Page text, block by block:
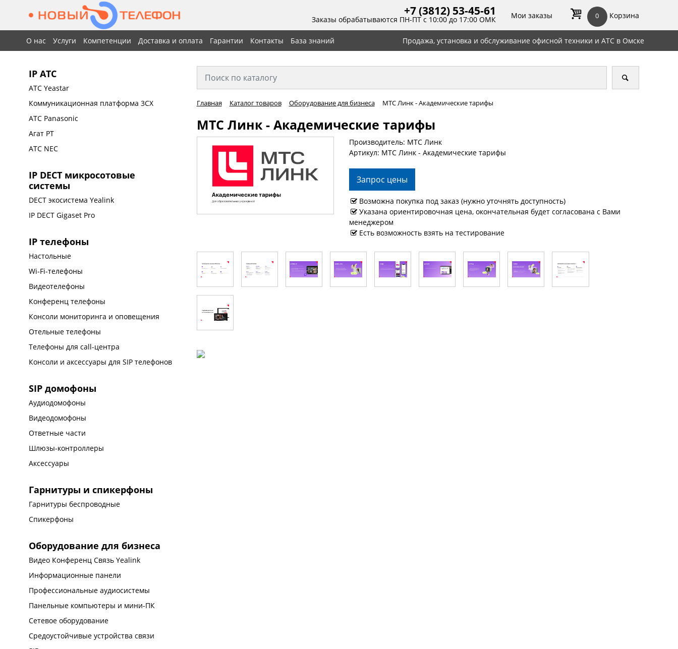
+7 (3812) 53-45-61
Заказы обрабатываются ПН-ПТ с 10:00 до 17:00 ОМК Мои заказы 0 Корзина
О нас Услуги Компетенции Доставка и оплата Гарантии Контакты База знаний Продажа, установка и обслуживание офисной техники и АТС в Омске
IP АТС
АТС Yeastar
Коммуникационная платформа 3CX
АТС Panasonic
Агат РТ
АТС NEC
IP DECT микросотовые
системы
DECT экосистема Yealink
IP DECT Gigaset Pro
IP телефоны
Настольные
Wi-Fi-телефоны
Видеотелефоны
Конференц телефоны
Консоли мониторинга и оповещения
Отельные телефоны
Телефоны для call-центра
Консоли и аксессуары для SIP телефонов
SIP домофоны
Аудиодомофоны
Видеодомофоны
Ответные части
Шлюзы-контроллеры
Аксессуары
Гарнитуры и спикерфоны
Гарнитуры беспроводные
Спикерфоны
Оборудование для бизнеса
Видео Конференц Связь Yealink
Информационные панели
Профессиональные аудиосистемы
Панельные компьютеры и мини-ПК
Сетевое оборудование
Средоустойчивые устройства связи
Главная Каталог товаров Оборудование для бизнеса МТС Линк - Академические тарифы
МТС Линк - Академические тарифы
Производитель: МТС Линк
Артикул: МТС Линк - Академические тарифы
Запрос цены
Возможна покупка под заказ (нужно уточнять доступность)
Указана ориентировочная цена, окончательная будет согласована с Вами
менеджером
Есть возможность взять на тестирование